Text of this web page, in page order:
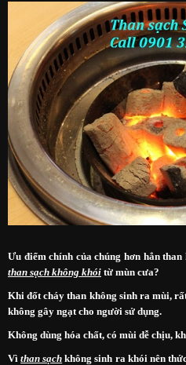
Ưu điểm chính của chúng hơn hẳn
than sạch không khói từ mùn cưa?
Khi đốt cháy than không sinh ra mùi,
không gây ngạt cho người sử dụng.
Không dùng hóa chất, có mùi dễ chịu,
Vìthan sạch không sinh ra khói nên